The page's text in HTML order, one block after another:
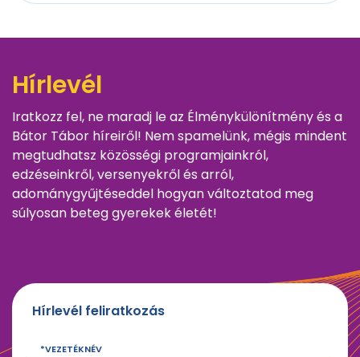
Hírlevél
Iratkozz fel, ne maradj le az Élménykülönítmény és a
Bátor Tábor híreiről! Nem spamelünk, mégis mindent
megtudhatsz közösségi programjainkról,
edzéseinkről, versenyekről és arról,
adománygyűjtéseddel hogyan változtatod meg
súlyosan beteg gyerekek életét!
Hírlevél feliratkozás
VEZETÉKNÉV